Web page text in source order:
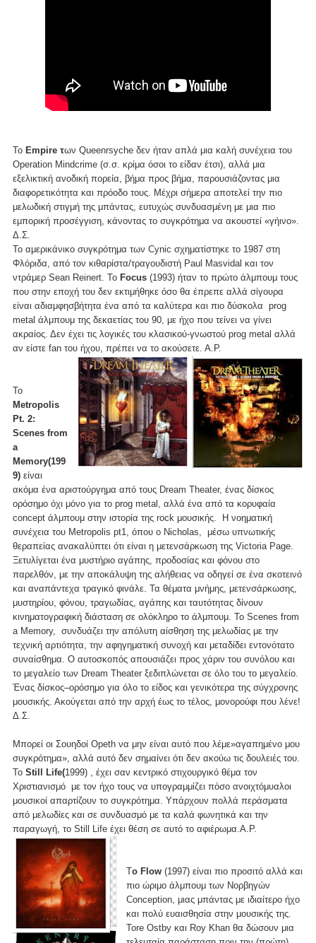
Το Empire των Queenrsyche δεν ήταν απλά μια καλή συνέχεια του
Operation Mindcrime (σ.σ. κρίμα όσοι το είδαν έτσι), αλλά μια
εξελικτική ανοδική πορεία, βήμα προς βήμα, παρουσιάζοντας μια
διαφορετικότητα και πρόοδο τους. Μέχρι σήμερα αποτελεί την πιο
μελωδική στιγμή της μπάντας, ευτυχώς συνδυασμένη με μια πιο
εμπορική προσέγγιση, κάνοντας το συγκρότημα να ακουστεί «γήινο».
Δ.Σ.
Το αμερικάνικο συγκρότημα των Cynic σχηματίστηκε το 1987 στη
Φλόριδα, από τον κιθαρίστα/τραγουδιστή Paul Masvidal και τον
ντράμερ Sean Reinert. Το Focus (1993) ήταν το πρώτο άλμπουμ τους
που στην εποχή του δεν εκτιμήθηκε όσο θα έπρεπε αλλά σίγουρα
είναι αδιαμφησβήτητα ένα από τα καλύτερα και πιο δύσκολα prog
metal άλμπουμ της δεκαετίας του 90, με ήχο που τείνει να γίνει
ακραίος. Δεν έχει τις λογικές του κλασικού-γνωστού prog metal αλλά
αν είστε fan του ήχου, πρέπει να το ακούσετε. Α.Ρ.
Το
Metropolis
Pt. 2:
Scenes from
a
Memory(199
9) είναι
ακόμα ένα αριστούργημα από τους Dream Theater, ένας δίσκος
ορόσημο όχι μόνο για το prog metal, αλλά ένα από τα κορυφαία
concept άλμπουμ στην ιστορία της rock μουσικής. Η νοηματική
συνέχεια του Metropolis pt1, όπου ο Nicholas, μέσω υπνωτικής
θεραπείας ανακαλύπτει ότι είναι η μετενσάρκωση της Victoria Page.
Ξετυλίγεται ένα μυστήριο αγάπης, προδοσίας και φόνου στο
παρελθόν, με την αποκάλυψη της αλήθειας να οδηγεί σε ένα σκοτεινό
και αναπάντεχα τραγικό φινάλε. Τα θέματα μνήμης, μετενσάρκωσης,
μυστηρίου, φόνου, τραγωδίας, αγάπης και ταυτότητας δίνουν
κινηματογραφική διάσταση σε ολόκληρο το άλμπουμ. Το Scenes from
a Memory, συνδυάζει την απόλυτη αίσθηση της μελωδίας με την
τεχνική αρτιότητα, την αφηγηματική συνοχή και μεταδίδει εντονότατο
συναίσθημα. Ο αυτοσκοπός απουσιάζει προς χάριν του συνόλου και
το μεγαλείο των Dream Theater ξεδιπλώνεται σε όλο του το μεγαλείο.
Ένας δίσκος–ορόσημο για όλο το είδος και γενικότερα της σύγχρονης
μουσικής. Ακούγεται από την αρχή έως το τέλος, μονορούφι που λένε!
Δ.Σ.
Μπορεί οι Σουηδοί Opeth να μην είναι αυτό που λέμε»αγαπημένο μου
συγκρότημα», αλλά αυτό δεν σημαίνει ότι δεν ακούω τις δουλειές του.
Το Still Life(1999) , έχει σαν κεντρικό στιχουργικό θέμα τον
Χριστιανισμό με τον ήχο τους να υπογραμμίζει πόσο ανοιχτόμυαλοι
μουσικοί απαρτίζουν το συγκρότημα. Υπάρχουν πολλά περάσματα
από μελωδίες και σε συνδυασμό με τα καλά φωνητικά και την
παραγωγή, το Still Life έχει θέση σε αυτό το αφιέρωμα.Α.Ρ.
Το Flow (1997) είναι πιο προσιτό αλλά και
πιο ώριμο άλμπουμ των Νορβηγών
Conception, μιας μπάντας με ιδιαίτερο ήχο
και πολύ ευαισθησία στην μουσικής της.
Tore Ostby και Roy Khan θα δώσουν μια